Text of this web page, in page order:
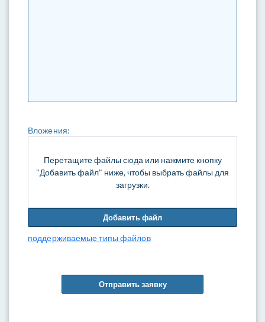
Вложения:
Перетащите файлы сюда или нажмите кнопку
"Добавить файл" ниже, чтобы выбрать файлы для
загрузки.
Добавить файл
поддерживаемые типы файлов
Отправить заявку